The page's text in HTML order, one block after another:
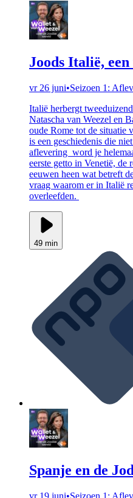
Joods Italië,
vr 26 juni•Seizoen 1:
Italië herbergt
Natascha van Weezel en
oude Rome tot de situatie
is een geschiedenis die
aflevering word je
eerste getto in Venetië, de
eeuwen heen wat betreft
vraag waarom er in Italië
overleefden.
49 min
Spanje en de
vr 19 juni•Seizoen 1: